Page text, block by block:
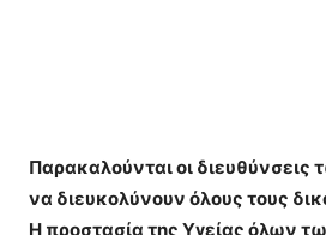
Παρακαλούνται οι διευθύνσεις
να διευκολύνουν όλους τους
Η προστασία της Υγείας όλων